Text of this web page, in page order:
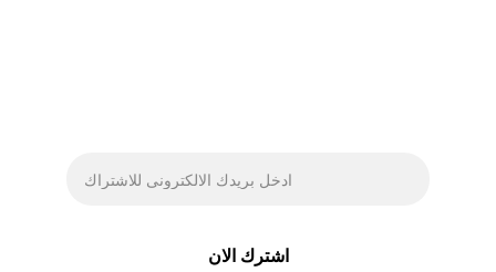
اشترك الان